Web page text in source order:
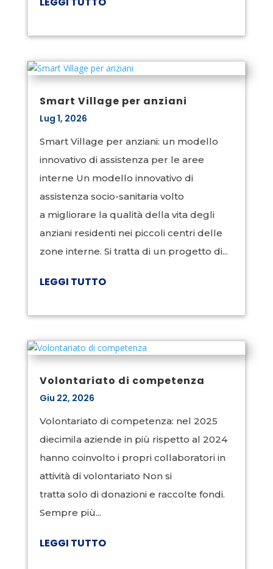
Smart Village per anziani
Lug 1, 2026
Smart Village per anziani: un modello
innovativo di assistenza per le aree
interne Un modello innovativo di
assistenza socio-sanitaria volto
a migliorare la qualità della vita degli
anziani residenti nei piccoli centri delle
zone interne. Si tratta di un progetto di...
LEGGI TUTTO
Volontariato di competenza
Giu 22, 2026
Volontariato di competenza: nel 2025
diecimila aziende in più rispetto al 2024
hanno coinvolto i propri collaboratori in
attività di volontariato Non si
tratta solo di donazioni e raccolte fondi.
Sempre più...
LEGGI TUTTO